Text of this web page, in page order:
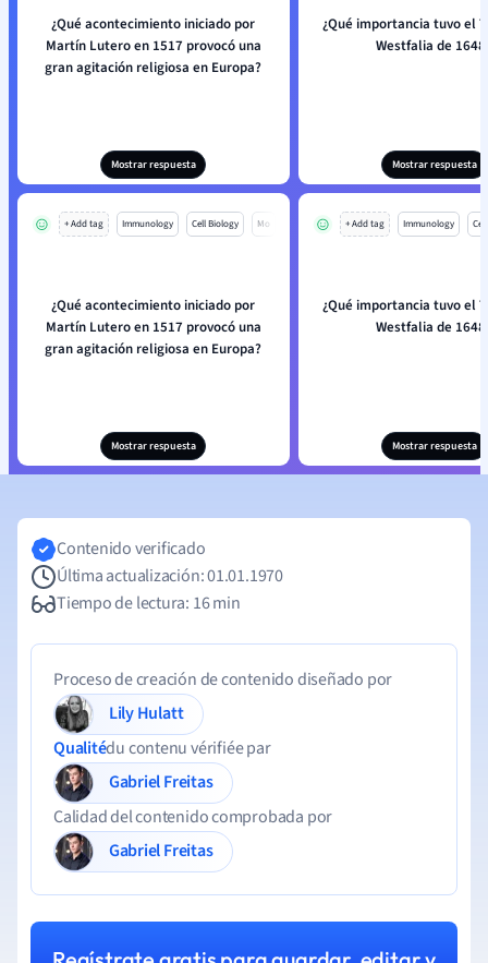
¿Qué acontecimiento iniciado por
Martín Lutero en 1517 provocó una
gran agitación religiosa en Europa?
Mostrar respuesta
¿Qué importancia tuvo el
Westfalia de
Mostrar respuesta
+ Add tag Immunology Cell Biology Mo
¿Qué acontecimiento iniciado por
Martín Lutero en 1517 provocó una
gran agitación religiosa en Europa?
Mostrar respuesta
+ Add tag Immunology
¿Qué importancia tuvo el
Westfalia de
Mostrar respuesta
Contenido verificado
Última actualización: 01.01.1970
Tiempo de lectura: 16 min
Proceso de creación de contenido diseñado por
Lily Hulatt
Qualitédu contenu vérifiée par
Gabriel Freitas
Calidad del contenido comprobada por
Gabriel Freitas